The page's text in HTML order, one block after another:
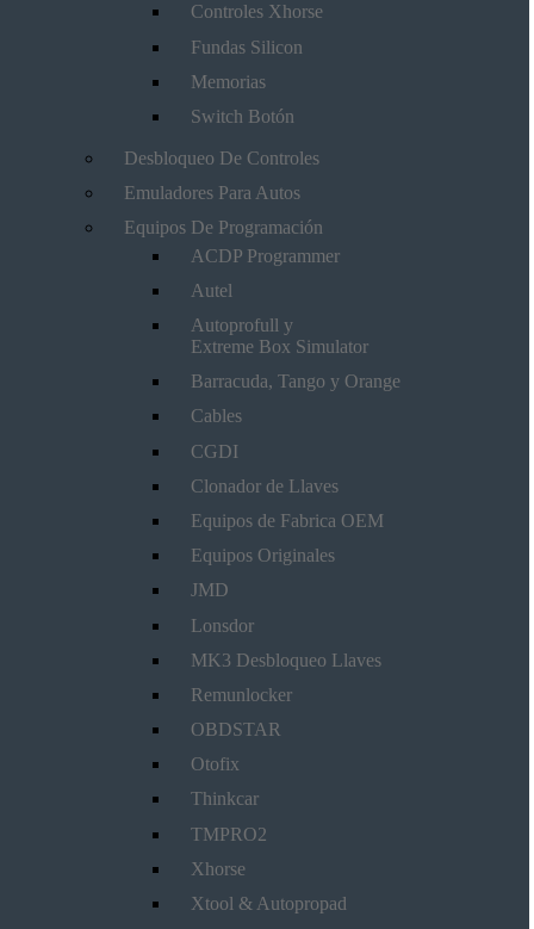
Controles Xhorse
Fundas Silicon
Memorias
Switch Botón
Desbloqueo De Controles
Emuladores Para Autos
Equipos De Programación
ACDP Programmer
Autel
Autoprofull y
Extreme Box Simulator
Barracuda, Tango y Orange
Cables
CGDI
Clonador de Llaves
Equipos de Fabrica OEM
Equipos Originales
JMD
Lonsdor
MK3 Desbloqueo Llaves
Remunlocker
OBDSTAR
Otofix
Thinkcar
TMPRO2
Xhorse
Xtool & Autopropad